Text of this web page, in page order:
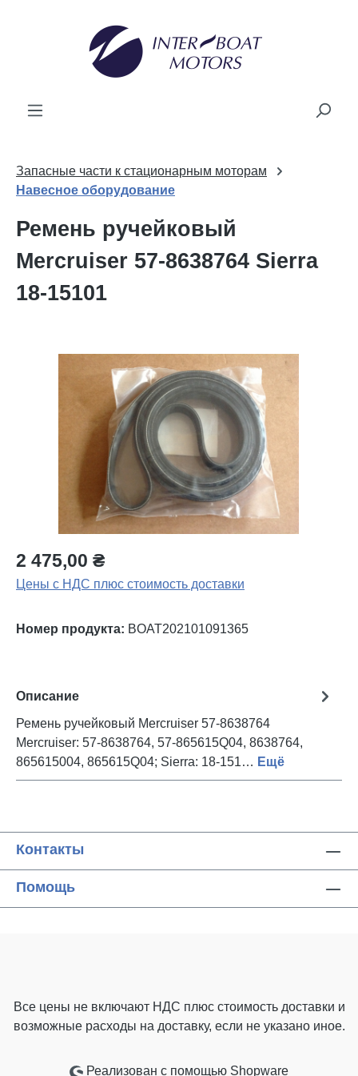
Запасные части к стационарным моторам
Навесное оборудование
Ремень ручейковый
Mercruiser 57-8638764 Sierra
18-15101
Пропустить галерею изображений
2 475,00 ₴
Цены с НДС плюс стоимость доставки
Номер продукта: BOAT202101091365
Описание
Ремень ручейковый Mercruiser 57-8638764
Mercruiser: 57-8638764, 57-865615Q04, 8638764,
865615004, 865615Q04; Sierra: 18-151… Ещё
Контакты
Помощь
Все цены не включают НДС плюс стоимость доставки и
возможные расходы на доставку, если не указано иное.
Реализован с помощью Shopware